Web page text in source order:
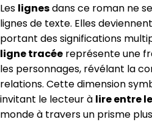
Les lignesdans ce roman ne
lignes de texte. Elles
portant des significations
ligne tracée représente une
les personnages, révélant la
relations. Cette dimension
invitant le lecteur à lire entre
monde à travers un prisme